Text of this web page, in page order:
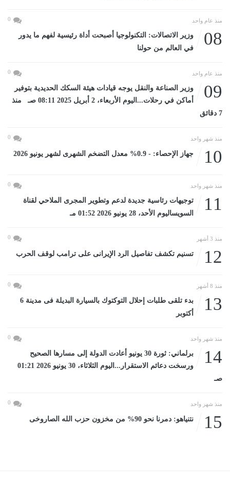
منذ عام واحد 0
08
وزير الاتصالات: التكنولوجيا أصبحت أداة رئيسية لفهم ما يدور
في العالم من حولنا
منذ عام واحد 0
09
وزير الصناعة والنقل يوجه قيادات هيئة السكك الحديدية بتوفير
أماكن في رحلات...اليوم الأربعاء، 2 أبريل 2025 08:11 صـ منذ
7 دقائق
منذ شهر واحد 0
10 جهاز الإحصاء: - 0.9% معدل التضخم الشهرى لشهر يونيو 2026
منذ شهر واحد 0
11
توجيهات رئاسية جديدة لدعم وتطوير المجرى الملاحي لقناة
السويساليوم الأحد، 28 يونيو 2026 01:52 مـ
منذ 3 أشهر 0
12 تسنيم تكشف تفاصيل الرد الإيرانى على ترامب لوقف الحرب
منذ 8 أشهر 0
13
بدء تلقى طلبات إحلال التوكتوك بالسيارة البديلة فى مدينة 6
أكتوبر
منذ شهر واحد 0
14
برلماني: ثورة 30 يونيو أعادت الدولة إلى مسارها الصحيح
ورسخت دعائم الاستقرار...اليوم الثلاثاء، 30 يونيو 2026 01:21
صـ
منذ شهر واحد 0
15 نتنياهو: دمرنا نحو 90% من مخزون حزب الله الصاروخى